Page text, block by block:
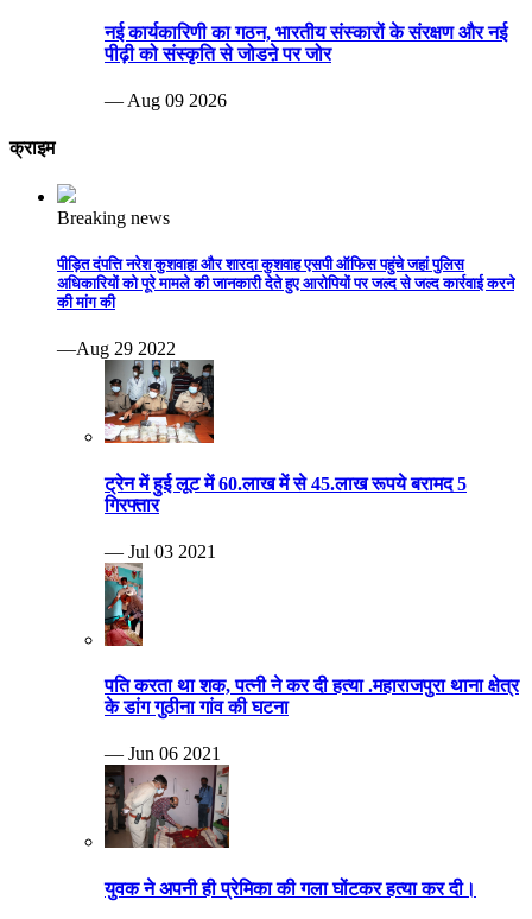
नई कार्यकारिणी का गठन, भारतीय संस्कारों के संरक्षण और नई
पीढ़ी को संस्कृति से जोडऩे पर जोर
— Aug 09 2026
क्राइम
Breaking news
पीड़ित दंपत्ति नरेश कुशवाहा और शारदा कुशवाह एसपी ऑफिस पहुंचे जहां पुलिस
अधिकारियों को पूरे मामले की जानकारी देते हुए आरोपियों पर जल्द से जल्द कार्रवाई करने
की मांग की
—Aug 29 2022
ट्रेन में हुई लूट में 60.लाख में से 45.लाख रूपये बरामद 5
गिरफ्तार
— Jul 03 2021
पति करता था शक, पत्नी ने कर दी हत्या .महाराजपुरा थाना क्षेत्र
के डांग गुठीना गांव की घटना
— Jun 06 2021
युवक ने अपनी ही प्रेमिका की गला घोंटकर हत्या कर दी।